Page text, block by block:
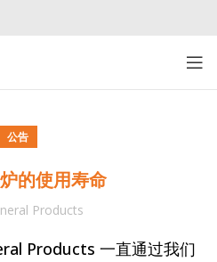
公告
的使用寿命
Products
Products 一直通过我们